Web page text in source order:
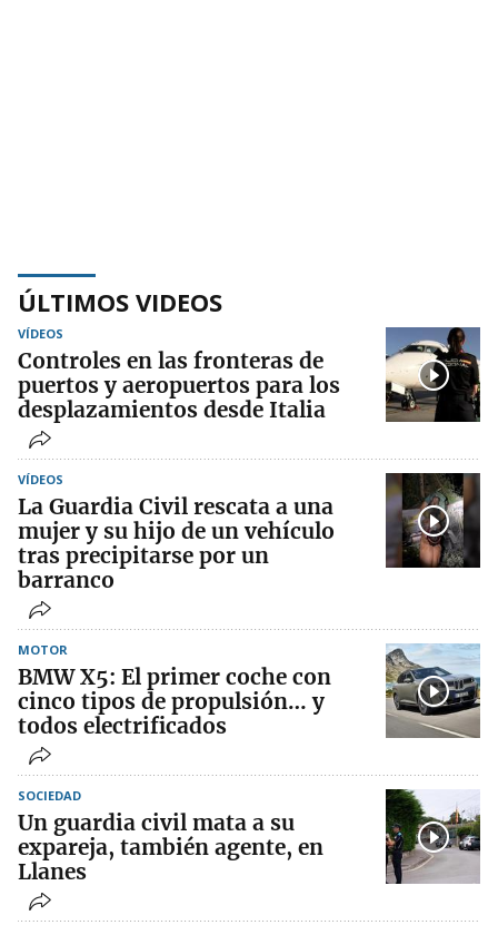
ÚLTIMOS VIDEOS
VÍDEOS
Controles en las fronteras de
puertos y aeropuertos para los
desplazamientos desde Italia
VÍDEOS
La Guardia Civil rescata a una
mujer y su hijo de un vehículo
tras precipitarse por un
barranco
MOTOR
BMW X5: El primer coche con
cinco tipos de propulsión… y
todos electrificados
SOCIEDAD
Un guardia civil mata a su
expareja, también agente, en
Llanes